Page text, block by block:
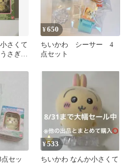
さくて
さぎ 2
¥650
ちいかわ シーサー 4
点セット
セッ
¥533
ちいかわ なんか小さくて